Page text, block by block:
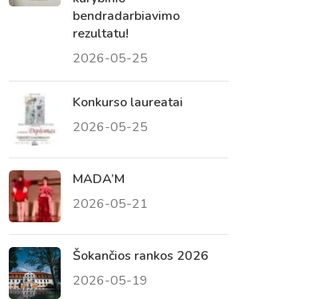
bendradarbiavimo
rezultatu!
2026-05-25
Konkurso laureatai
2026-05-25
MADA’M
2026-05-21
Šokančios rankos 2026
2026-05-19